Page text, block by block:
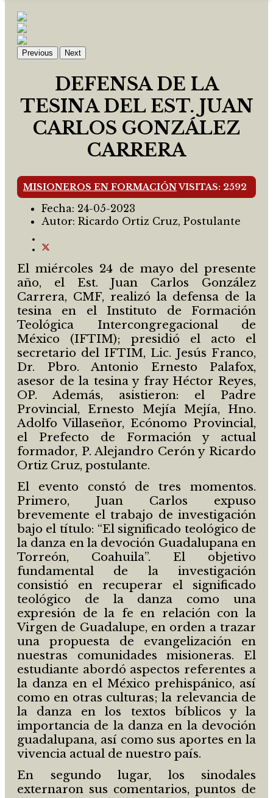
Previous Next
DEFENSA DE LA
TESINA DEL EST. JUAN
CARLOS GONZÁLEZ
CARRERA
MISIONEROS EN FORMACIÓNVISITAS: 2592
Fecha: 24-05-2023
Autor: Ricardo Ortiz Cruz, Postulante
El miércoles 24 de mayo del presente
año, el Est. Juan Carlos González
Carrera, CMF, realizó la defensa de la
tesina en el Instituto de Formación
Teológica Intercongregacional de
México (IFTIM); presidió el acto el
secretario del IFTIM, Lic. Jesús Franco,
Dr. Pbro. Antonio Ernesto Palafox,
asesor de la tesina y fray Héctor Reyes,
OP. Además, asistieron: el Padre
Provincial, Ernesto Mejía Mejía, Hno.
Adolfo Villaseñor, Ecónomo Provincial,
el Prefecto de Formación y actual
formador, P. Alejandro Cerón y Ricardo
Ortiz Cruz, postulante.
El evento constó de tres momentos.
Primero, Juan Carlos expuso
brevemente el trabajo de investigación
bajo el título: “El significado teológico de
la danza en la devoción Guadalupana en
Torreón, Coahuila”. El objetivo
fundamental de la investigación
consistió en recuperar el significado
teológico de la danza como una
expresión de la fe en relación con la
Virgen de Guadalupe, en orden a trazar
una propuesta de evangelización en
nuestras comunidades misioneras. El
estudiante abordó aspectos referentes a
la danza en el México prehispánico, así
como en otras culturas; la relevancia de
la danza en los textos bíblicos y la
importancia de la danza en la devoción
guadalupana, así como sus aportes en la
vivencia actual de nuestro país.
En segundo lugar, los sinodales
externaron sus comentarios, puntos de